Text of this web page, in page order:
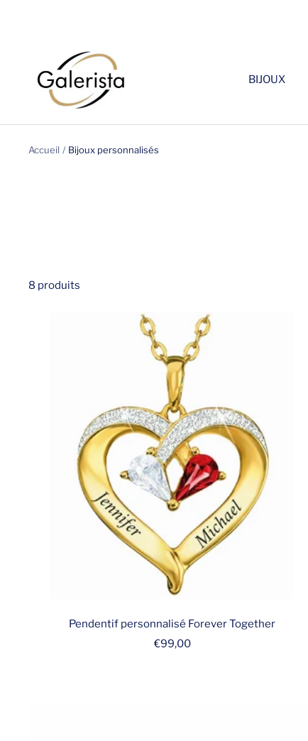
BIJOUX
galerista
Accueil Bijoux personnalisés
8 produits
Pendentif personnalisé Forever Together
Prix
€99,00